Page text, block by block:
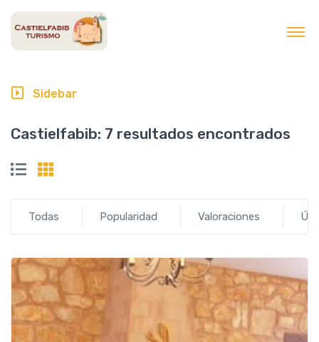
Castielfabib: 7 resultados encontrados
Todas Popularidad Valoraciones
Sidebar